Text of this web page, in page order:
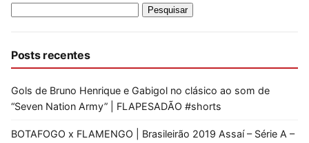
Pesquisar
Posts recentes
Gols de Bruno Henrique e Gabigol no clásico ao som de
“Seven Nation Army” | FLAPESADÃO #shorts
BOTAFOGO x FLAMENGO | Brasileirão 2019 Assaí – Série A –